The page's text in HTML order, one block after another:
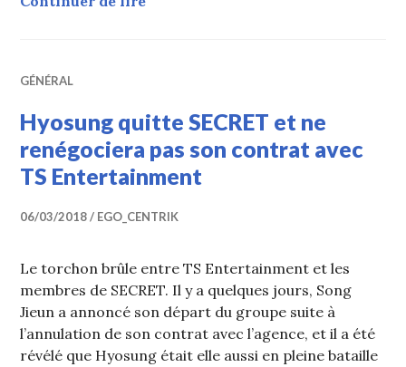
GÉNÉRAL
Hyosung quitte SECRET et ne
renégociera pas son contrat avec
TS Entertainment
06/03/2018 EGO_CENTRIK
Le torchon brûle entre TS Entertainment et les
membres de SECRET. Il y a quelques jours, Song
Jieun a annoncé son départ du groupe suite à
l’annulation de son contrat avec l’agence, et il a été
révélé que Hyosung était elle aussi en pleine bataille